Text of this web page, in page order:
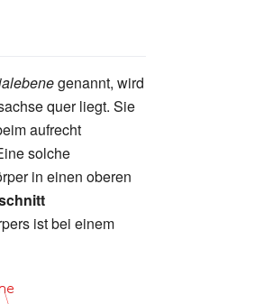
genannt, wird
quer liegt. Sie
aufrecht
solche
in einen oberen
ist bei einem